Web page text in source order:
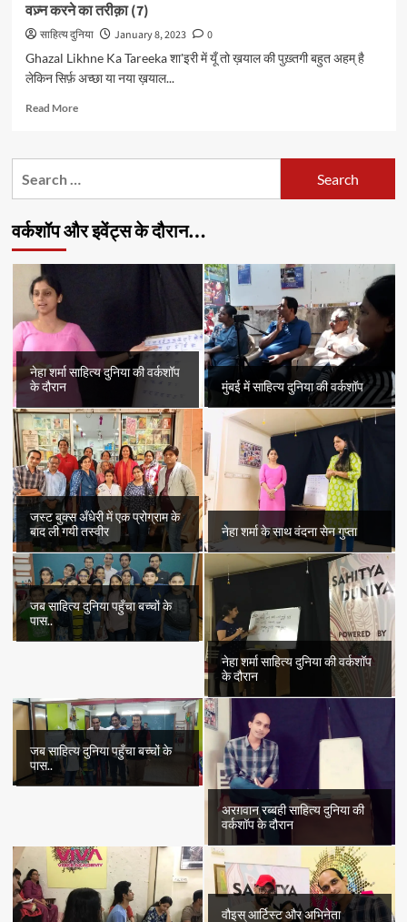
वज़्न करने का तरीक़ा (7)
साहित्य दुनिया January 8, 2023
0
Ghazal Likhne Ka Tareeka शा'इरी में यूँ तो ख़याल की पुख़्तगी बहुत अहम् है
लेकिन सिर्फ़ अच्छा या नया ख़याल...
Read MoreRead
वज़्न
(7)
वर्कशॉप और इवेंट्स के दौरान…
नेहा शर्मा साहित्य दुनिया की वर्कशॉप
के दौरान
मुंबई में साहित्य दुनिया की वर्कशॉप
जस्ट बुक्स अँधेरी में एक प्रोग्राम के
बाद ली गयी तस्वीर
नेहा शर्मा के साथ वंदना सेन गुप्ता
जब साहित्य दुनिया पहुँचा बच्चों के
पास..
नेहा शर्मा साहित्य दुनिया की वर्कशॉप
के दौरान
जब साहित्य दुनिया पहुँचा बच्चों के
पास..
अरग़वान रब्बही साहित्य दुनिया की
वर्कशॉप के दौरान
वौइस् आर्टिस्ट और अभिनेता